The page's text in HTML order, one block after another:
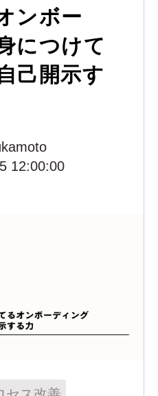
ンボー
につけて
己開示す
12:00:00